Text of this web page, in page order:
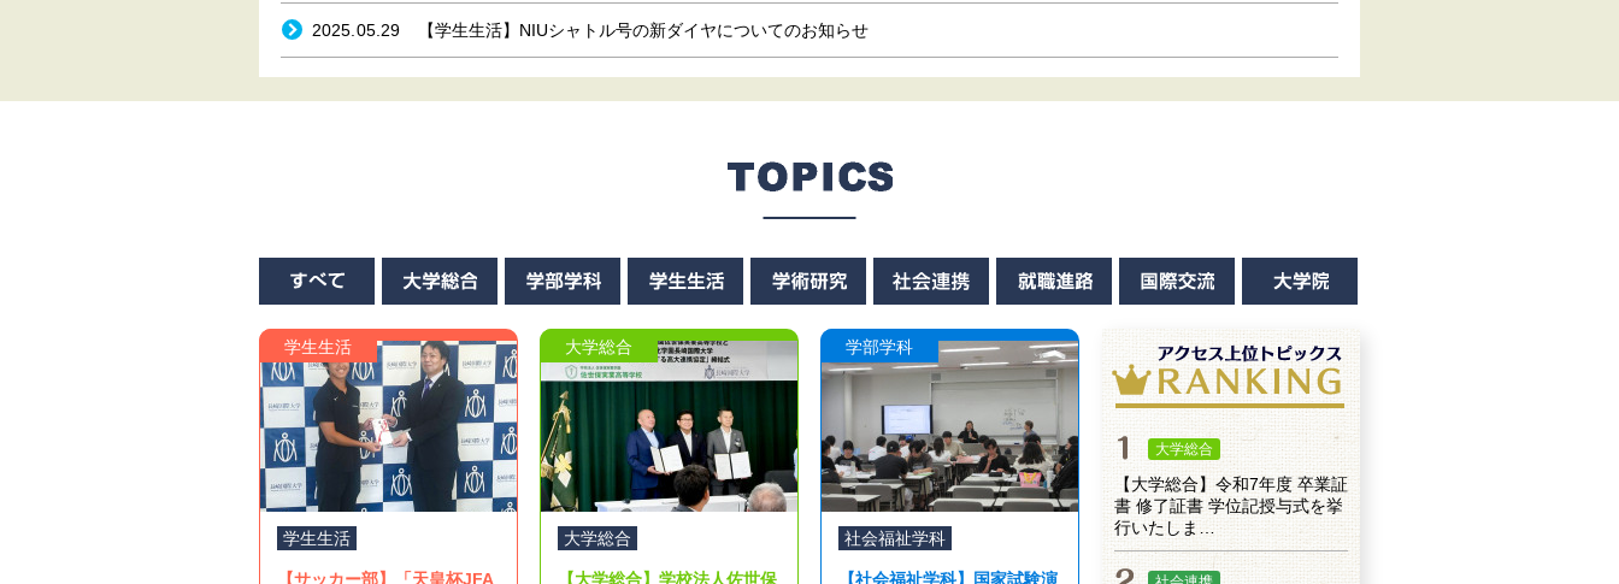
2025.05.29 【学生生活】NIUシャトル号の新ダイヤについてのお知らせ
大学総合
【大学総合】令和7年度 卒業証
書 修了証書 学位記授与式を挙
行いたしま…
学生生活
学生生活
【サッカー部】「天皇杯JFA
大学総合
大学総合
【大学総合】学校法人佐世保
学部学科
社会福祉学科
【社会福祉学科】国家試験演